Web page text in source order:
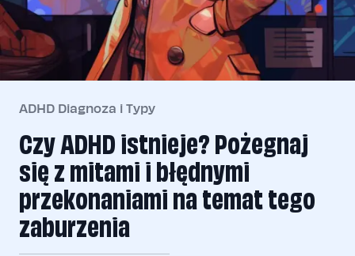
ADHD Diagnoza i Typy
Czy ADHD istnieje? Pożegnaj
się z mitami i błędnymi
przekonaniami na temat tego
zaburzenia